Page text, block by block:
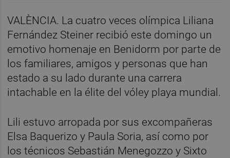
VALÈNCIA. La cuatro veces olímpica Liliana
Fernández Steiner recibió este domingo un
emotivo homenaje en Benidorm por parte de
los familiares, amigos y personas que han
estado a su lado durante una carrera
intachable en la élite del vóley playa mundial.
Lili estuvo arropada por sus excompañeras
Elsa Baquerizo y Paula Soria, así como por
los técnicos Sebastián Menegozzo y Sixto